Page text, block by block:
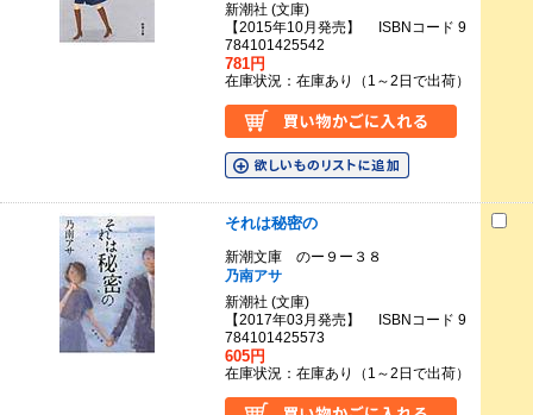
新潮社 (文庫)
【2015年10月発売】 ISBNコード 9
784101425542
781円
在庫状況：在庫あり（1～2日で出荷）
それは秘密の
新潮文庫 のー９ー３８
乃南アサ
新潮社 (文庫)
【2017年03月発売】 ISBNコード 9
784101425573
605円
在庫状況：在庫あり（1～2日で出荷）